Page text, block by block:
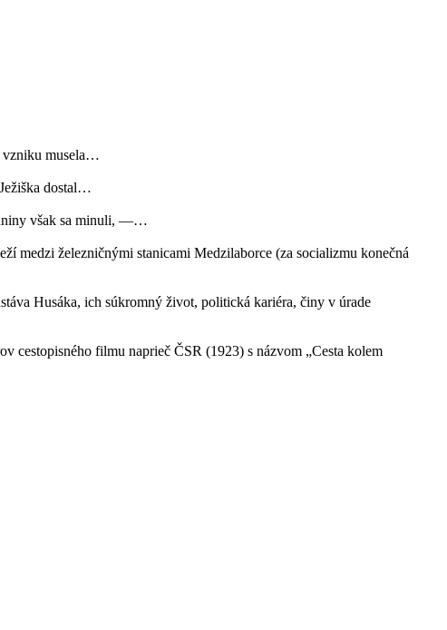
vzniku musela…
dostal…
však sa minuli, —…
medzi železničnými stanicami Medzilaborce (za socializmu konečná
Husáka, ich súkromný život, politická kariéra, činy v úrade
cestopisného filmu naprieč ČSR (1923) s názvom „Cesta kolem